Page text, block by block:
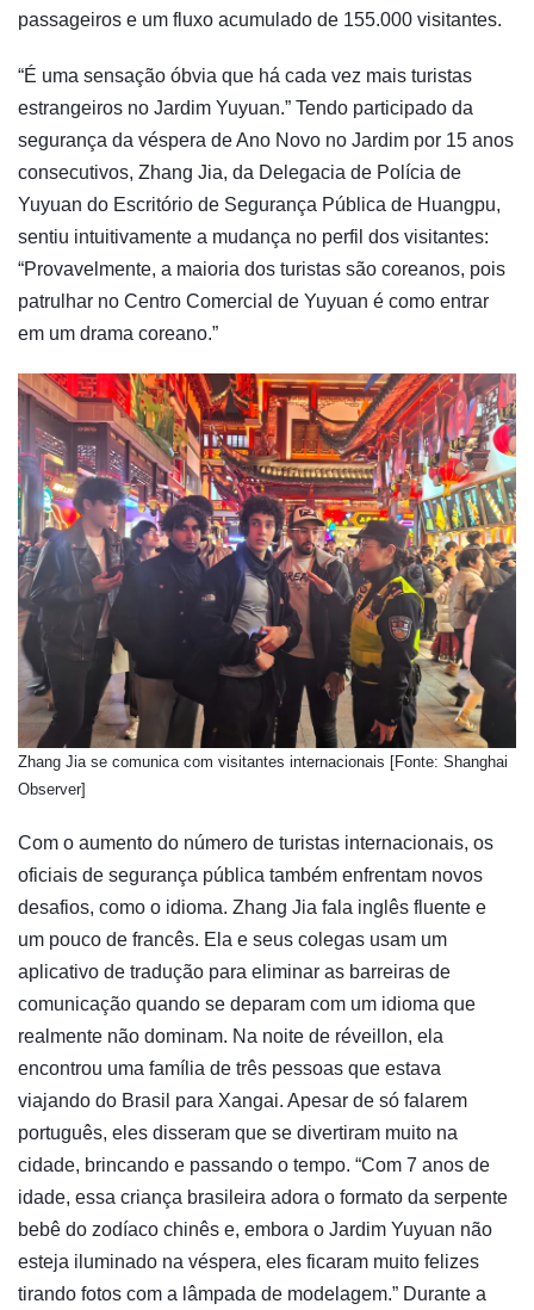
passageiros e um fluxo acumulado de 155.000 visitantes.
“É uma sensação óbvia que há cada vez mais turistas
estrangeiros no Jardim Yuyuan.” Tendo participado da
segurança da véspera de Ano Novo no Jardim por 15 anos
consecutivos, Zhang Jia, da Delegacia de Polícia de
Yuyuan do Escritório de Segurança Pública de Huangpu,
sentiu intuitivamente a mudança no perfil dos visitantes:
“Provavelmente, a maioria dos turistas são coreanos, pois
patrulhar no Centro Comercial de Yuyuan é como entrar
em um drama coreano.”
Zhang Jia se comunica com visitantes internacionais [Fonte: Shanghai
Observer]
Com o aumento do número de turistas internacionais, os
oficiais de segurança pública também enfrentam novos
desafios, como o idioma. Zhang Jia fala inglês fluente e
um pouco de francês. Ela e seus colegas usam um
aplicativo de tradução para eliminar as barreiras de
comunicação quando se deparam com um idioma que
realmente não dominam. Na noite de réveillon, ela
encontrou uma família de três pessoas que estava
viajando do Brasil para Xangai. Apesar de só falarem
português, eles disseram que se divertiram muito na
cidade, brincando e passando o tempo. “Com 7 anos de
idade, essa criança brasileira adora o formato da serpente
bebê do zodíaco chinês e, embora o Jardim Yuyuan não
esteja iluminado na véspera, eles ficaram muito felizes
tirando fotos com a lâmpada de modelagem.” Durante a